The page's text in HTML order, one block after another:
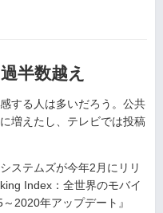
半数越え
する人は多いだろう。公共
増えたし、テレビでは投稿
ステムズが今年2月にリリ
Index：全世界のモバイ
2020年アップデート』